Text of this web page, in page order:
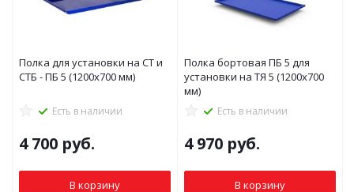
Полка для установки на СТ и
СТБ - ПБ 5 (1200x700 мм)
Есть в наличии
4 700 руб.
В корзину
Полка бортовая ПБ 5 для
установки на ТЯ 5 (1200x700
мм)
Есть в наличии
4 970 руб.
В корзину